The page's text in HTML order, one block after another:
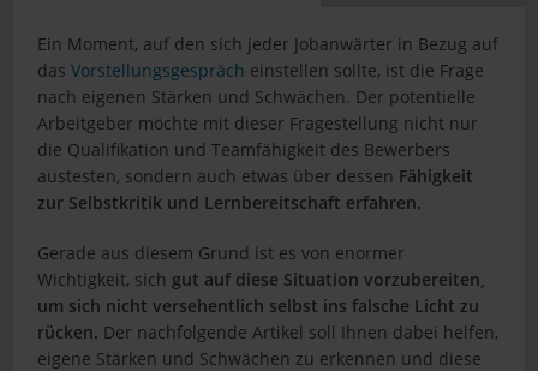
Ein Moment, auf den sich jeder Jobanwärter in Bezug auf
dasVorstellungsgespräch einstellen sollte, ist die Frage
nach eigenen Stärken und Schwächen. Der potentielle
Arbeitgeber möchte mit dieser Fragestellung nicht nur
die Qualifikation und Teamfähigkeit des Bewerbers
austesten, sondern auch etwas über dessen Fähigkeit
zur Selbstkritik und Lernbereitschaft erfahren.
Gerade aus diesem Grund ist es von enormer
Wichtigkeit, sich gut auf diese Situation vorzubereiten,
um sich nicht versehentlich selbst ins falsche Licht zu
rücken. Der nachfolgende Artikel soll Ihnen dabei helfen,
eigene Stärken und Schwächen zu erkennen und diese